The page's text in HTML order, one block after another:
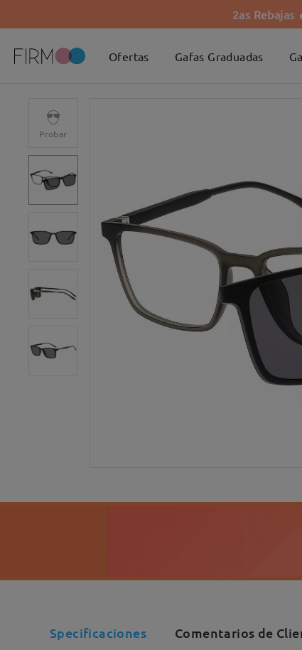
2as Rebajas
Ofertas Gafas Graduadas
Probar
Specificaciones Comentarios de